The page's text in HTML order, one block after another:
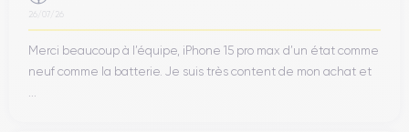
26/07/26
Merci beaucoup à l’équipe, iPhone 15 pro max d’un état comme
neuf comme la batterie. Je suis très content de mon achat et